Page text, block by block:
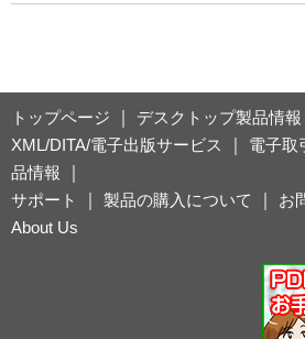
トップページ デスクトップ製品情報
XML/DITA/電子出版サービス
電子取
品情報
サポート
製品の購入について お
About Us